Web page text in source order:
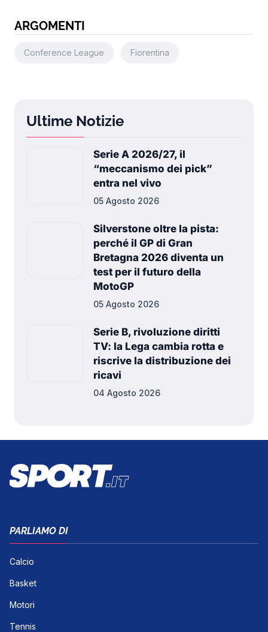
ARGOMENTI
Conference League Fiorentina
Ultime Notizie
Serie A 2026/27, il
“meccanismo dei pick”
entra nel vivo
05 Agosto 2026
Silverstone oltre la pista:
perché il GP di Gran
Bretagna 2026 diventa un
test per il futuro della
MotoGP
05 Agosto 2026
Serie B, rivoluzione diritti
TV: la Lega cambia rotta e
riscrive la distribuzione dei
ricavi
04 Agosto 2026
PARLIAMO DI
Calcio
Basket
Motori
Tennis